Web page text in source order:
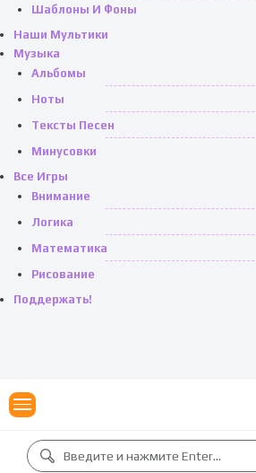
Шаблоны И Фоны
Наши Мультики
Музыка
Альбомы
Ноты
Тексты Песен
Минусовки
Все Игры
Внимание
Логика
Математика
Рисование
Поддержать!